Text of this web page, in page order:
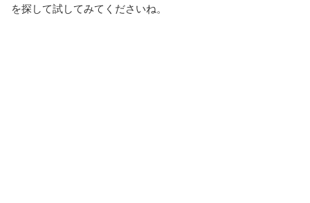
を探して試してみてくださいね。